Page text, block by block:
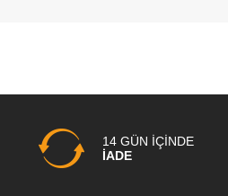
14 GÜN İÇİNDE
İADE